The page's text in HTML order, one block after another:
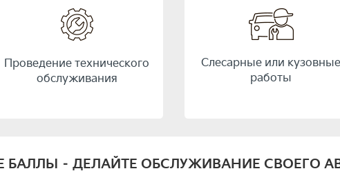
Проведение технического
обслуживания
Слесарные или кузовные
работы
БАЛЛЫ – ДЕЛАЙТЕ ОБСЛУЖИВАНИЕ СВОЕГО